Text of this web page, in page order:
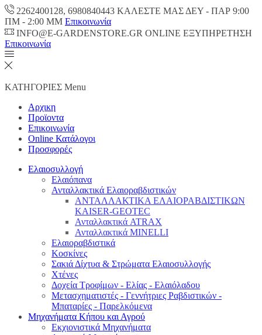
2262400128, 6980840443 ΚΑΛΕΣΤΕ ΜΑΣ ΔΕΥ - ΠΑΡ 9:00
ΠM - 2:00 ΜΜ Επικοινωνία
INFO@E-GARDENSTORE.GR ONLINE ΕΞΥΠΗΡΕΤΗΣH
Επικοινωνία
ΚΑΤΗΓΟΡΙΕΣ Menu
Αρχικη
Προϊοντα
Επικοινωνία
Online Κατάλογοι
Προσφορές
Ελαιοσυλλογή
Ελαιόπανα
Ανταλλακτικά Ελαιοραβδιστικών
ΑΝΤΑΛΛΑΚΤΙΚΑ ΕΛΑΙΟΡΑΒΔΙΣΤΙΚΩΝ
KAISER-GEOTEC
Ανταλλακτικά ATRAX
Ανταλλακτικά MINELLI
Ελαιοραβδιστικά
Κοσκίνες
Σακιά Δίχτυα & Στρώματα Ελαιοσυλλογής
Χτένες
Δοχεία Τροφίμων - Ελίας - Ελαιόλαδου
Μετασχηματιστές - Γεννήτριες Ραβδιστικών -
Μπαταρίες - Παρελκόμενα
Μηχανήματα Κήπου και Αγρού
Εκχιονιστικά Μηχανήματα